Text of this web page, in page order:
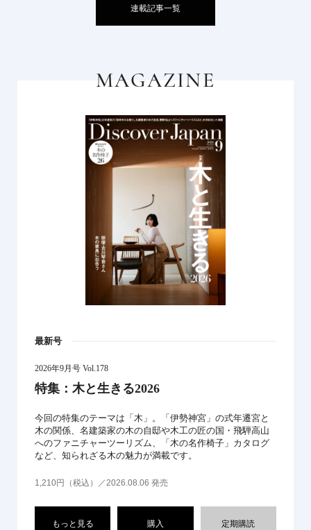
連載記事一覧
MAGAZINE
最新号
2026年9月号 Vol.178
特集：木と生きる2026
今回の特集のテーマは「木」。「伊勢神宮」の式年遷宮と
木の関係、名建築家の木の自邸や木工の匠の国・飛騨高山
へのファニチャーツーリズム、「木の名作椅子」カタログ
など、知られざる木の魅力が満載です。
1,210円（税込）／2026.08.06 発売
もっと見る 購入 定期購読